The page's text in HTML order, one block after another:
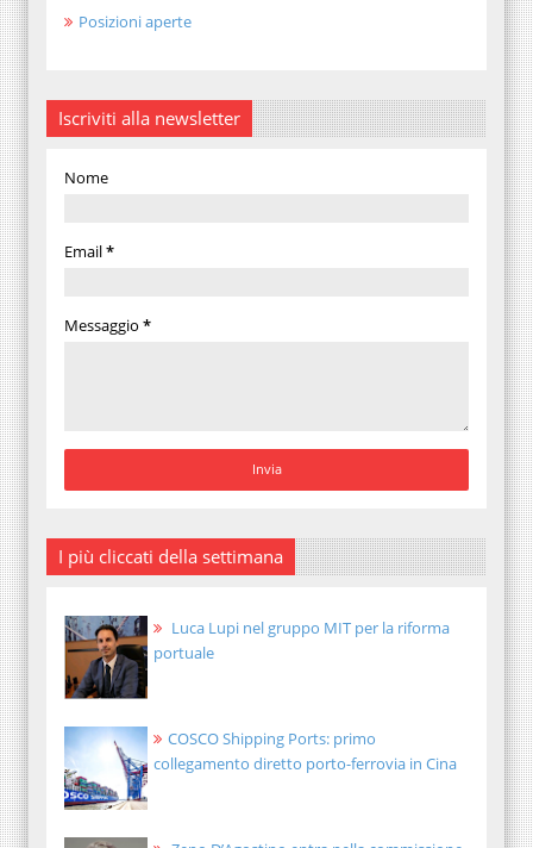
Posizioni aperte
Iscriviti alla newsletter
Nome
Email*
Messaggio *
I più cliccati della settimana
Luca Lupi nel gruppo MIT per la riforma
portuale
COSCO Shipping Ports: primo
collegamento diretto porto-ferrovia in Cina